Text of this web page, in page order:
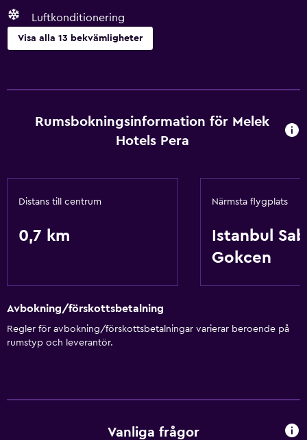
Luftkonditionering
Visa alla 13 bekvämligheter
Rumservice
Valutaväxling på plats
Reception dygnet runt
Hiss
Grundläggande bekvämligheter
Rumsbokningsinformation för Melek
Hotels Pera
Distans till centrum
0,7 km
Närmsta flygplats
Istanbul
Gokcen
Avbokning/förskottsbetalning
Regler för avbokning/förskottsbetalningar varierar beroende på
rumstyp och leverantör.
Vanliga frågor